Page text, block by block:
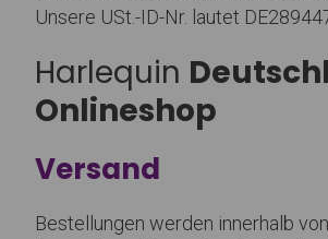
Unsere USt.-ID-Nr. lautet
Harlequin
Onlineshop
Versand
Bestellungen werden innerhalb